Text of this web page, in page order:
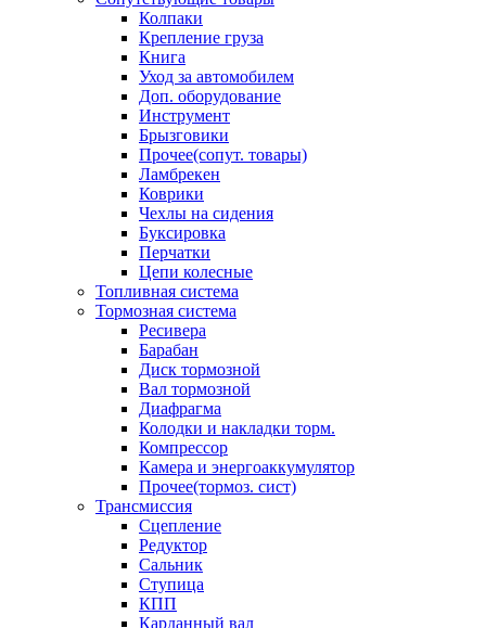
Колпаки
Крепление груза
Книга
Уход за автомобилем
Доп. оборудование
Инструмент
Брызговики
Прочее(сопут. товары)
Ламбрекен
Коврики
Чехлы на сидения
Буксировка
Перчатки
Цепи колесные
Топливная система
Тормозная система
Ресивера
Барабан
Диск тормозной
Вал тормозной
Диафрагма
Колодки и накладки торм.
Компрессор
Камера и энергоаккумулятор
Прочее(тормоз. сист)
Трансмиссия
Сцепление
Редуктор
Сальник
Ступица
КПП
Карданный вал